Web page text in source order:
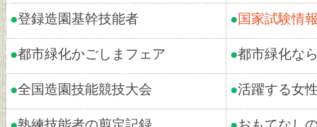
●登録造園基幹技能者 ●国家試験情
●都市緑化かごしまフェア ●都市緑化な
●全国造園技能競技大会 ●活躍する女